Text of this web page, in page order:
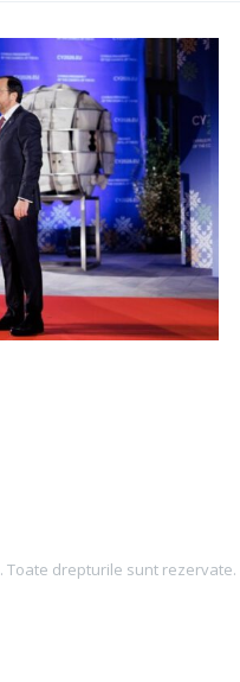
. Toate drepturile sunt rezervate.